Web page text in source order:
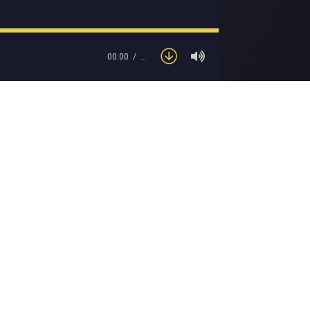
00:00 …